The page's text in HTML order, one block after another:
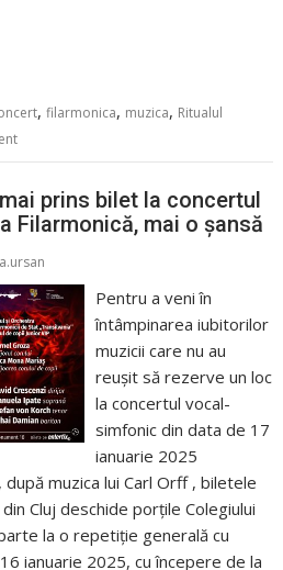
,filarmonica, muzica, Ritualul
prins bilet la concertul
Filarmonică, mai o șansă
Pentru a veni în
întâmpinarea iubitorilor
muzicii care nu au
reușit să rezerve un loc
la concertul vocal-
simfonic din data de 17
ianuarie 2025
muzica lui Carl Orff , biletele
Cluj deschide porțile Colegiului
la o repetiție generală cu
ianuarie 2025, cu începere de la